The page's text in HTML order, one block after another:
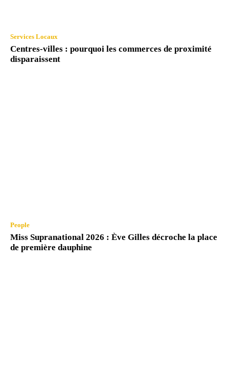
Services Locaux
Centres-villes : pourquoi les commerces de proximité
disparaissent
People
Miss Supranational 2026 : Ève Gilles décroche la place
de première dauphine